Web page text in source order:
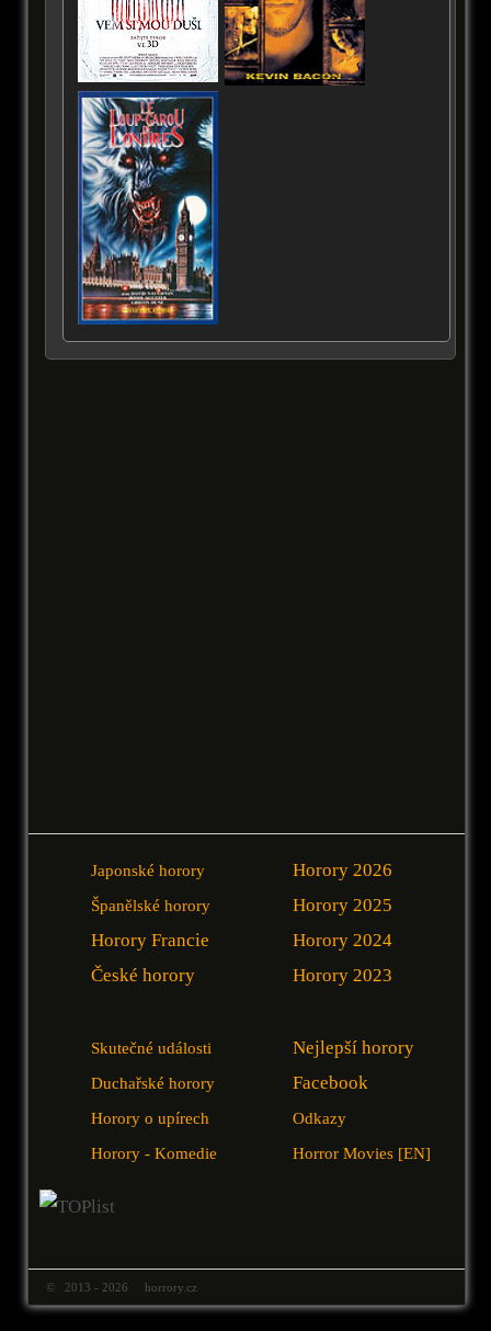
Japonské horory
Španělské horory
Horory Francie
České horory
Horory 2026
Horory 2025
Horory 2024
Horory 2023
Skutečné události
Duchařské horory
Horory o upírech
Horory - Komedie
Nejlepší horory
Facebook
Odkazy
Horror Movies [EN]
© 2013 - 2026 horrory.cz